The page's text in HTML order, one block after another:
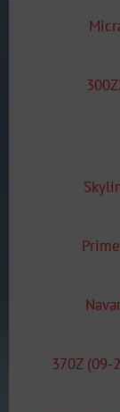
370Z (09-